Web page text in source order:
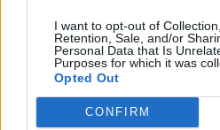
I want to opt-out of
Retention, Sale, and/or
Personal Data that Is
Purposes for which it was
Opted Out
CONFIRM
Aleksander
kaukaloon
Venäläisveskari
divisioonassa –